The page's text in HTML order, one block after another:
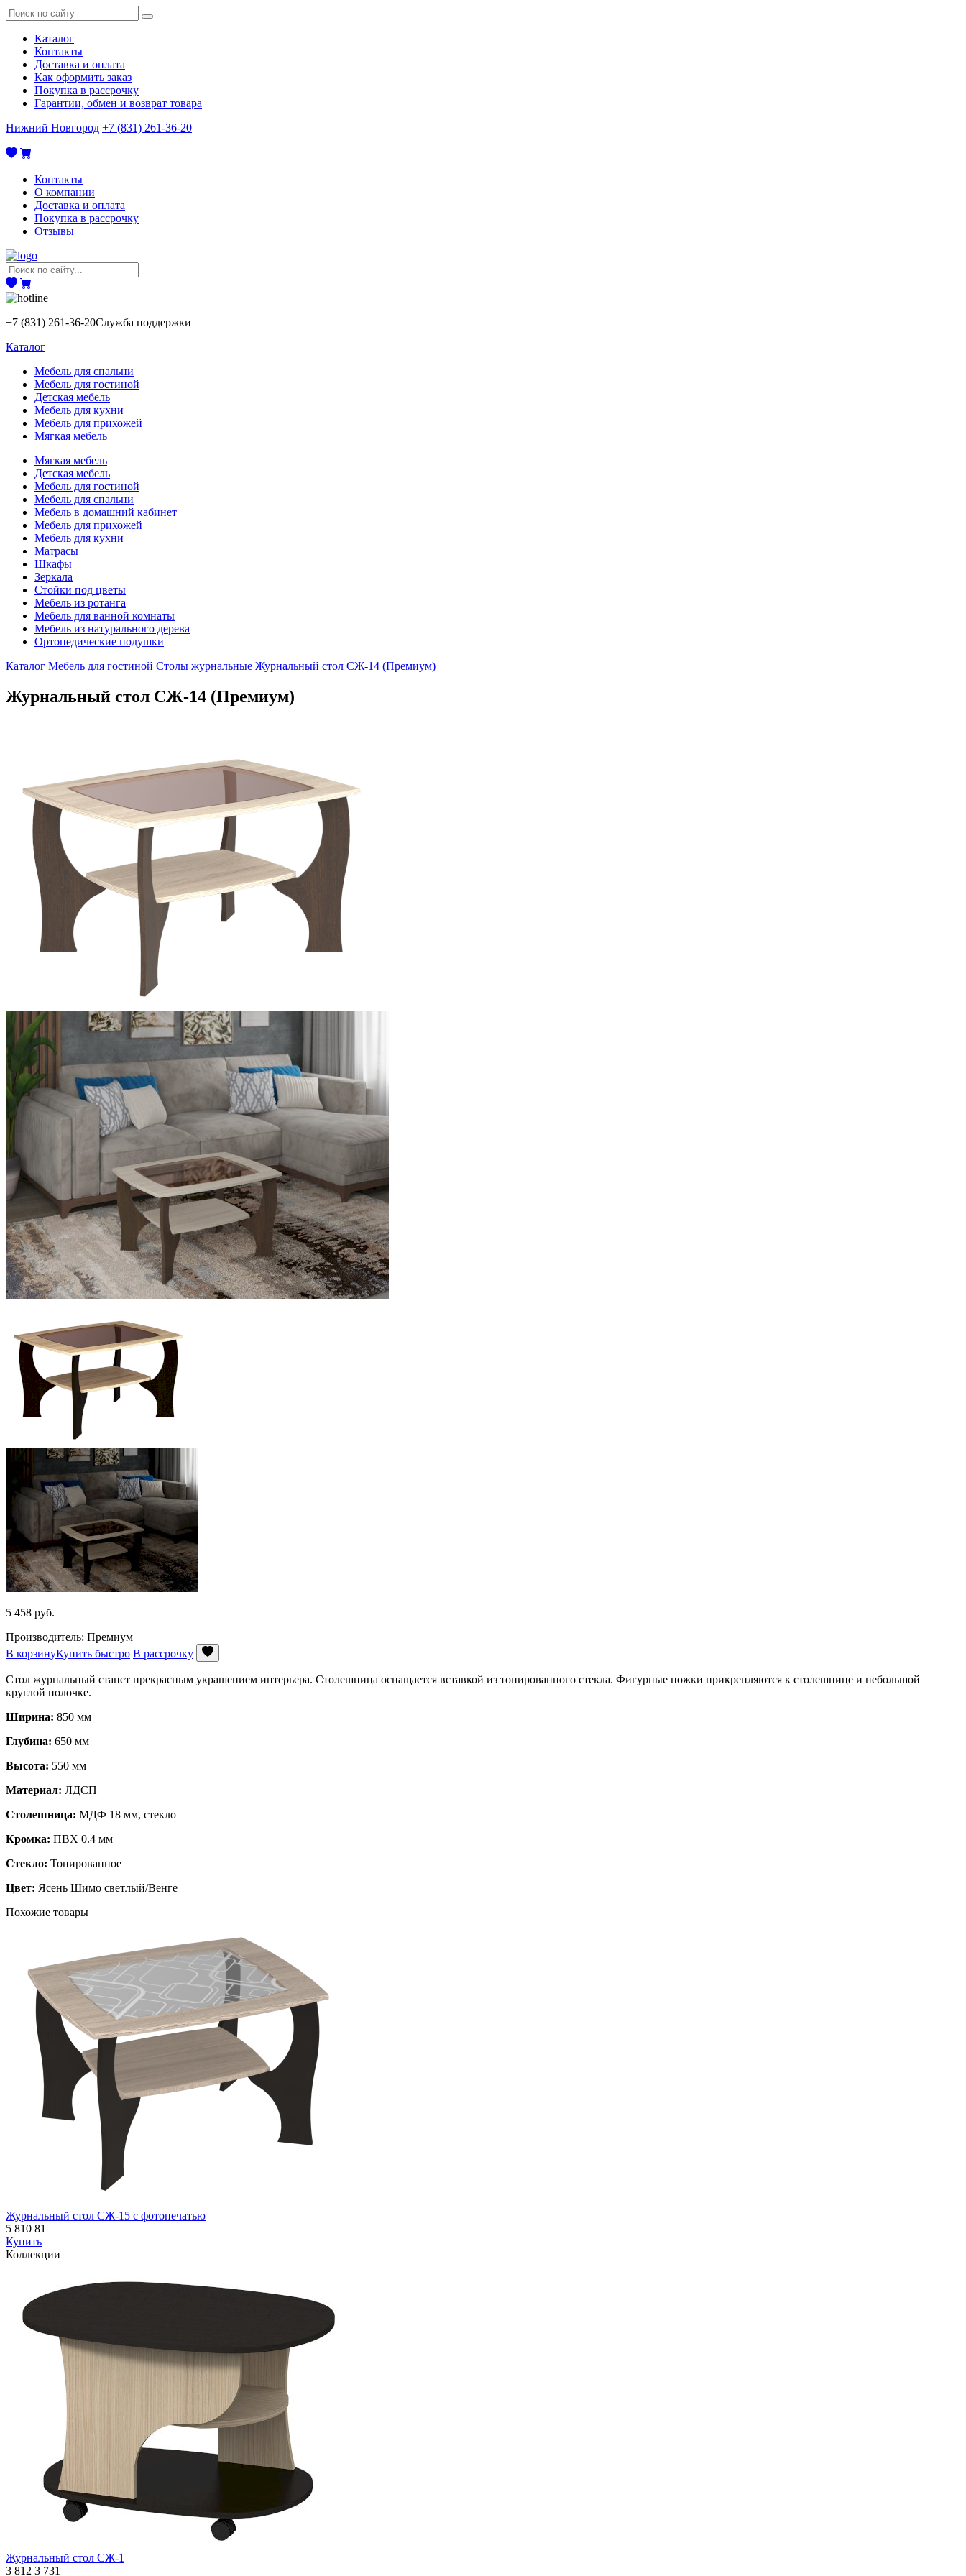
Каталог
Контакты
Доставка и оплата
Как оформить заказ
Покупка в рассрочку
Гарантии, обмен и возврат товара
Нижний Новгород +7 (831) 261-36-20
Контакты
О компании
Доставка и оплата
Покупка в рассрочку
Отзывы
+7 (831) 261-36-20Служба поддержки
Каталог
Мебель для спальни
Мебель для гостиной
Детская мебель
Мебель для кухни
Мебель для прихожей
Мягкая мебель
Мягкая мебель
Детская мебель
Мебель для гостиной
Мебель для спальни
Мебель в домашний кабинет
Мебель для прихожей
Мебель для кухни
Матрасы
Шкафы
Зеркала
Стойки под цветы
Мебель из ротанга
Мебель для ванной комнаты
Мебель из натурального дерева
Ортопедические подушки
Каталог Мебель для гостиной Столы журнальные Журнальный стол СЖ-14 (Премиум)
Журнальный стол СЖ-14 (Премиум)
5 458 руб.
Производитель: Премиум
В корзинуКупить быстро В рассрочку
Стол журнальный станет прекрасным украшением интерьера. Столешница оснащается вставкой из тонированного стекла. Фигурные ножки прикрепляются к столешнице и небольшой
круглой полочке.
Ширина: 850 мм
Глубина: 650 мм
Высота: 550 мм
Материал: ЛДСП
Столешница: МДФ 18 мм, стекло
Кромка: ПВХ 0.4 мм
Стекло: Тонированное
Цвет: Ясень Шимо светлый/Венге
Похожие товары
Журнальный стол СЖ-15 с фотопечатью
5 810 81
Купить
Коллекции
Журнальный стол СЖ-1
3 812 3 731